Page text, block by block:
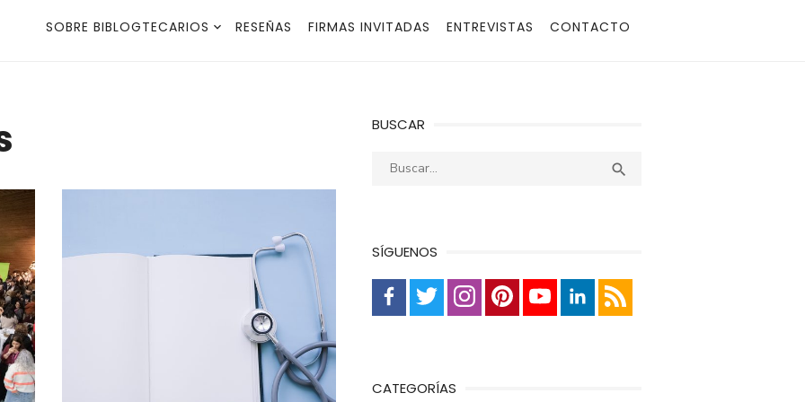
SOBRE BIBLOGTECARIOS RESEÑAS FIRMAS INVITADAS ENTREVISTAS CONTACTO
BUSCAR
Buscar: 
SÍGUENOS
CATEGORÍAS